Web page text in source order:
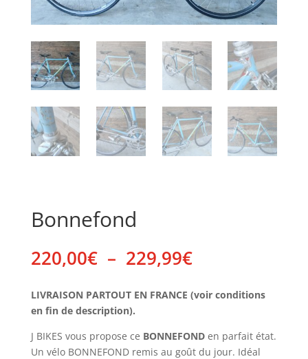
Bonnefond
220,00€ – 229,99€Plage
de
prix :
220,00€
229,99€
LIVRAISON PARTOUT EN FRANCE (voir conditions
en fin de description).
J BIKES vous propose ce BONNEFOND en parfait état.
Un vélo BONNEFOND remis au goût du jour. Idéal